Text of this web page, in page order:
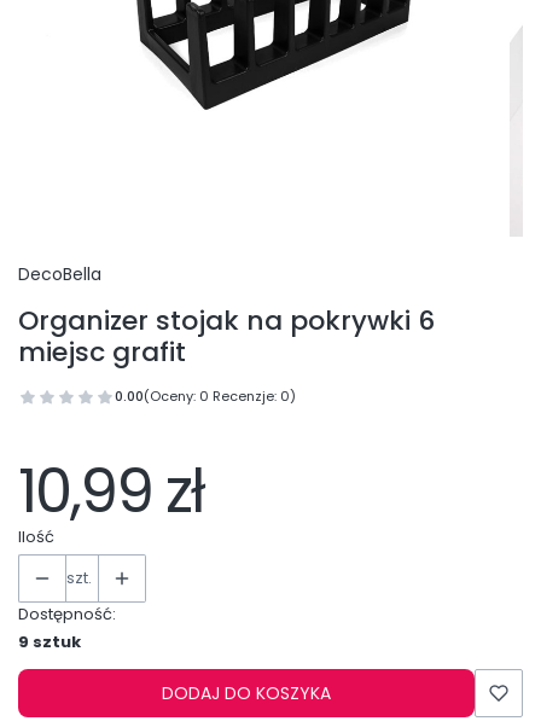
DecoBella
Organizer stojak na pokrywki 6
miejsc grafit
0.00(Oceny: 0 Recenzje: 0)
10,99 zł
Ilość
szt.
Dostępność:
9 sztuk
DODAJ DO KOSZYKA